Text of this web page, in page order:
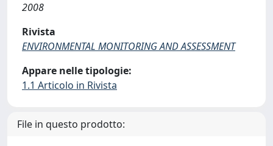
2008
Rivista
ENVIRONMENTAL MONITORING AND ASSESSMENT
Appare nelle tipologie:
1.1 Articolo in Rivista
File in questo prodotto: